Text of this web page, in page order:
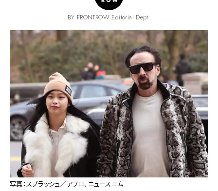
BY FRONTROW Editorial Dept.
写真：スプラッシュ／アフロ、ニュースコム